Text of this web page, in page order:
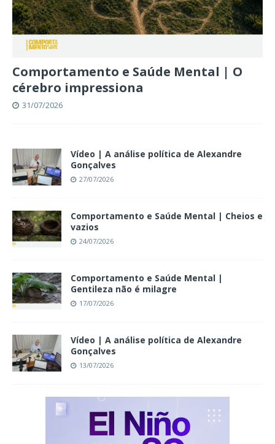
Comportamento e Saúde Mental | O
cérebro impressiona
31/07/2026
Vídeo | A análise política de Alexandre
Gonçalves
27/07/2026
Comportamento e Saúde Mental | Cheios e
vazios
24/07/2026
Comportamento e Saúde Mental |
Gentileza não é milagre
17/07/2026
Vídeo | A análise política de Alexandre
Gonçalves
13/07/2026